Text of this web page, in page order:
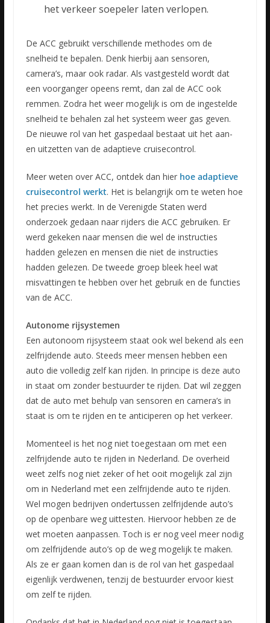
het verkeer soepeler laten verlopen.
De ACC gebruikt verschillende methodes om de
snelheid te bepalen. Denk hierbij aan sensoren,
camera’s, maar ook radar. Als vastgesteld wordt dat
een voorganger opeens remt, dan zal de ACC ook
remmen. Zodra het weer mogelijk is om de ingestelde
snelheid te behalen zal het systeem weer gas geven.
De nieuwe rol van het gaspedaal bestaat uit het aan-
en uitzetten van de adaptieve cruisecontrol.
Meer weten over ACC, ontdek dan hier hoe adaptieve
cruisecontrol werkt. Het is belangrijk om te weten hoe
het precies werkt. In de Verenigde Staten werd
onderzoek gedaan naar rijders die ACC gebruiken. Er
werd gekeken naar mensen die wel de instructies
hadden gelezen en mensen die niet de instructies
hadden gelezen. De tweede groep bleek heel wat
misvattingen te hebben over het gebruik en de functies
van de ACC.
Autonome rijsystemen
Een autonoom rijsysteem staat ook wel bekend als een
zelfrijdende auto. Steeds meer mensen hebben een
auto die volledig zelf kan rijden. In principe is deze auto
in staat om zonder bestuurder te rijden. Dat wil zeggen
dat de auto met behulp van sensoren en camera’s in
staat is om te rijden en te anticiperen op het verkeer.
Momenteel is het nog niet toegestaan om met een
zelfrijdende auto te rijden in Nederland. De overheid
weet zelfs nog niet zeker of het ooit mogelijk zal zijn
om in Nederland met een zelfrijdende auto te rijden.
Wel mogen bedrijven ondertussen zelfrijdende auto’s
op de openbare weg uittesten. Hiervoor hebben ze de
wet moeten aanpassen. Toch is er nog veel meer nodig
om zelfrijdende auto’s op de weg mogelijk te maken.
Als ze er gaan komen dan is de rol van het gaspedaal
eigenlijk verdwenen, tenzij de bestuurder ervoor kiest
om zelf te rijden.